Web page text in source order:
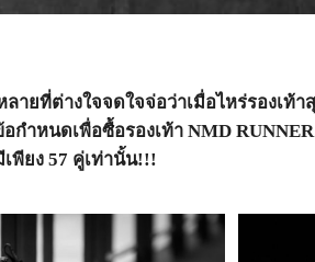
ลายที่ต่างใจจดใจจ่อว่าเมื่อไหร่รองเ
กำหนดเพื่อซื้อรองเท้า NMD
เพียง 57 คู่เท่านั้น!!!